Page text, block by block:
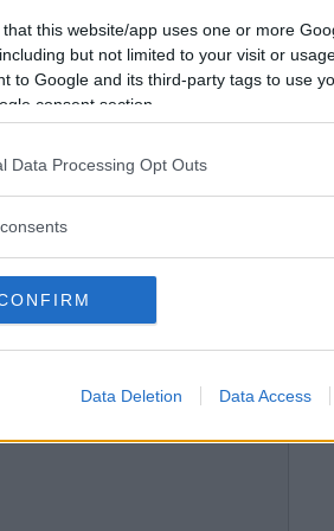
that this website/app uses one or more
but not limited to your visit or
to Google and its third-party tags to use
consent section.
Data Processing Opt Outs
Data Deletion Data Access
2017-05-22 21:53